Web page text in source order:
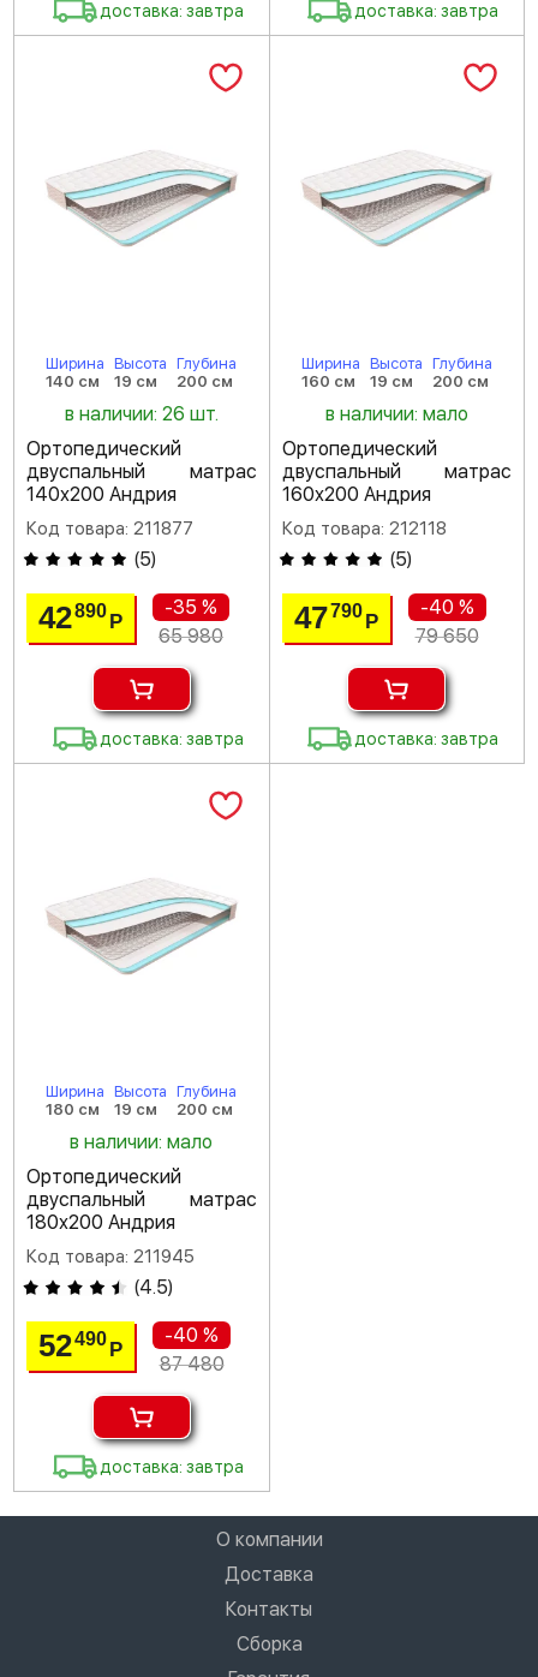
доставка: завтра доставка: завтра
Ширина
140 см
Высота
19 см
Глубина
200 см
в наличии: 26 шт.
Ортопедический
двуспальный матрас
140х200 Андрия
Код товара: 211877
(5)
42890Р
-35 %
65 980
доставка: завтра
Ширина
160 см
Высота
19 см
Глубина
200 см
в наличии: мало
Ортопедический
двуспальный матрас
160х200 Андрия
Код товара: 212118
(5)
47790 Р
-40 %
79 650
доставка: завтра
Ширина
180 см
Высота
19 см
Глубина
200 см
в наличии: мало
Ортопедический
двуспальный матрас
180х200 Андрия
Код товара: 211945
(4.5)
52490Р
-40 %
87 480
доставка: завтра
О компании
Доставка
Контакты
Сборка